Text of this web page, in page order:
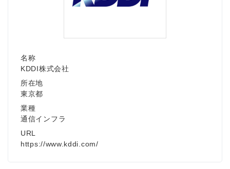
名称
KDDI株式会社
所在地
東京都
業種
通信インフラ
URL
https://www.kddi.com/